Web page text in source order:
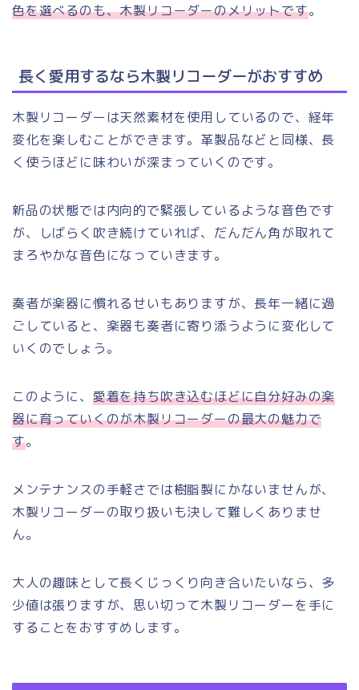
色を選べるのも、木製リコーダーのメリットです。
長く愛用するなら木製リコーダーがおすすめ
木製リコーダーは天然素材を使用しているので、経年
変化を楽しむことができます。革製品などと同様、長
く使うほどに味わいが深まっていくのです。
新品の状態では内向的で緊張しているような音色です
が、しばらく吹き続けていれば、だんだん角が取れて
まろやかな音色になっていきます。
奏者が楽器に慣れるせいもありますが、長年一緒に過
ごしていると、楽器も奏者に寄り添うように変化して
いくのでしょう。
このように、 愛着を持ち吹き込むほどに自分好みの楽
器に育っていくのが木製リコーダーの最大の魅力で
す。
メンテナンスの手軽さでは樹脂製にかないませんが、
木製リコーダーの取り扱いも決して難しくありませ
ん。
大人の趣味として長くじっくり向き合いたいなら、多
少値は張りますが、思い切って木製リコーダーを手に
することをおすすめします。